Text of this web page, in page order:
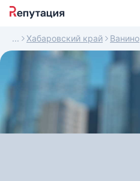
Хабаровский край Ванино